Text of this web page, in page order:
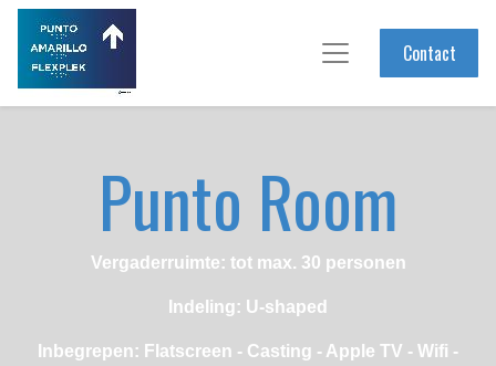
Contact
Punto Room
Vergaderruimte: tot max. 30 personen
Indeling: U-shaped
Inbegrepen: Flatscreen - Casting - Apple TV - Wifi -